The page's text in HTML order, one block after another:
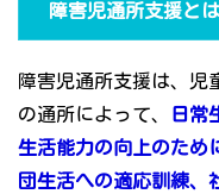
障害児通所支援とは
障害児通所支援は、児
の通所によって、
日常
生活能力の向上のため
団生活への適応訓練、